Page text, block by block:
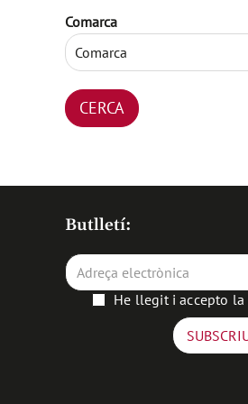
Comarca
Butlletí:
He llegit i accepto la